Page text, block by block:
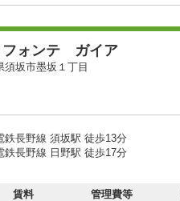
フォンテ ガイア
須坂市墨坂１丁目
鉄長野線 須坂駅 徒歩13分
鉄長野線 日野駅 徒歩17分
賃料 管理費等